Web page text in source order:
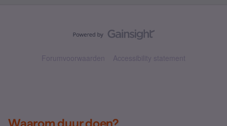
Forumvoorwaarden Accessibility statement
Waarom duur doen?